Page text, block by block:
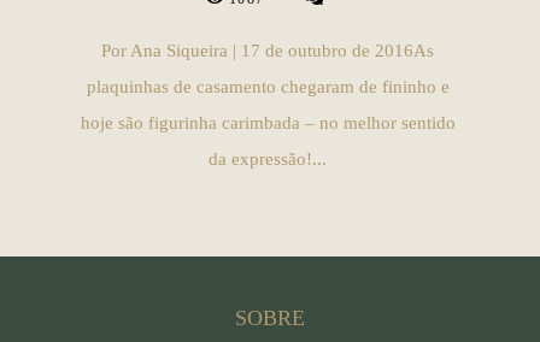
Por Ana Siqueira | 17 de outubro de 2016As
plaquinhas de casamento chegaram de fininho e
hoje são figurinha carimbada – no melhor sentido
da expressão!...
SOBRE